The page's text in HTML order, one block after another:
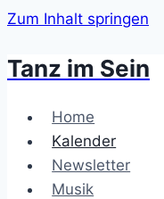
Zum Inhalt springen
Tanz im Sein
Home
Kalender
Newsletter
Musik